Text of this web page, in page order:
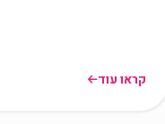
קראו עוד